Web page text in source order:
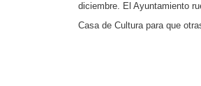
diciembre. El Ayuntamiento
Casa de Cultura para que